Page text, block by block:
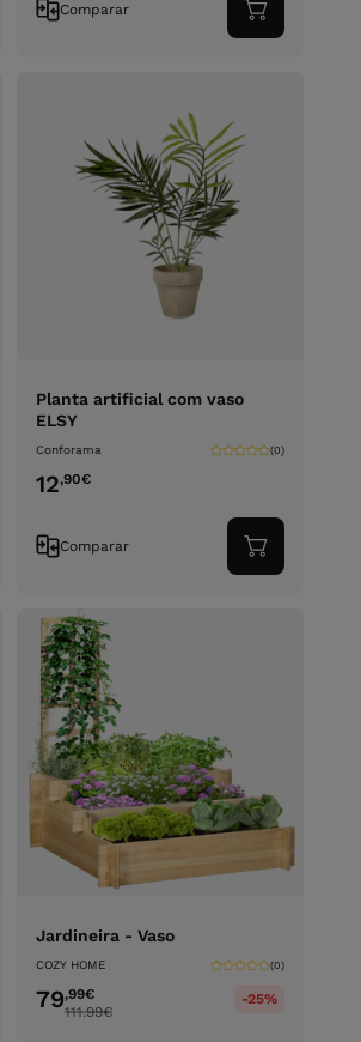
Comparar
Adicionar
ao
Planta artificial com vaso
ELSY
Conforama (0)
12,90€
Comparar
Adicionar
ao
Jardineira - Vaso
COZY HOME (0)
79,99€
111.99€
-25%